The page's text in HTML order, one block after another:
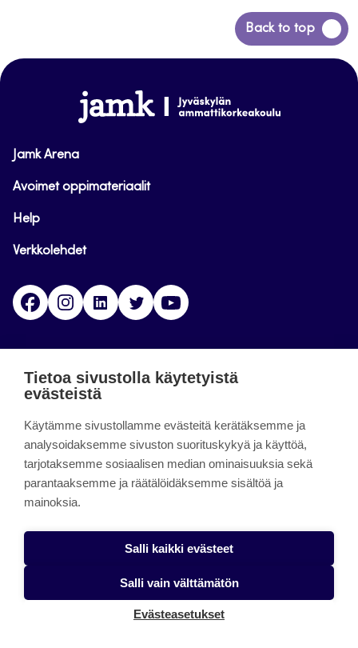
Back to top
Siirry
takaisin
www.jamk.fi
Jamk Arena
Avoimet oppimateriaalit
Help
Verkkolehdet
FacebookInstagramLinkedinTwitter
päättynyt 11.9.2023.
About the site
Käyttöehdot
Saavutettavuusseloste
Alasottoilmoitus
Tietoa sivustolla käytetyistä
evästeistä
Käytämme sivustollamme evästeitä kerätäksemme ja
analysoidaksemme sivuston suorituskykyä ja käyttöä,
tarjotaksemme sosiaalisen median ominaisuuksia sekä
parantaaksemme ja räätälöidäksemme sisältöä ja
mainoksia.
Salli kaikki evästeet
Salli vain välttämätön
Evästeasetukset